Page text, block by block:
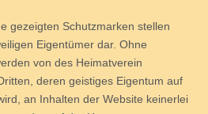
gezeigten Schutzmarken stellen
Eigentümer dar. Ohne
von des Heimatverein
deren geistiges Eigentum auf
an Inhalten der Website keinerlei